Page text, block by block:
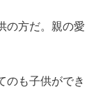
の方だ。親の愛
のも子供ができ